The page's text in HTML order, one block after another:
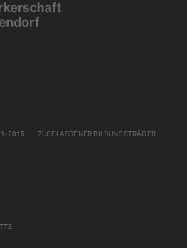
2015 ZUGELASSENER BILDUNGSTRÄGER